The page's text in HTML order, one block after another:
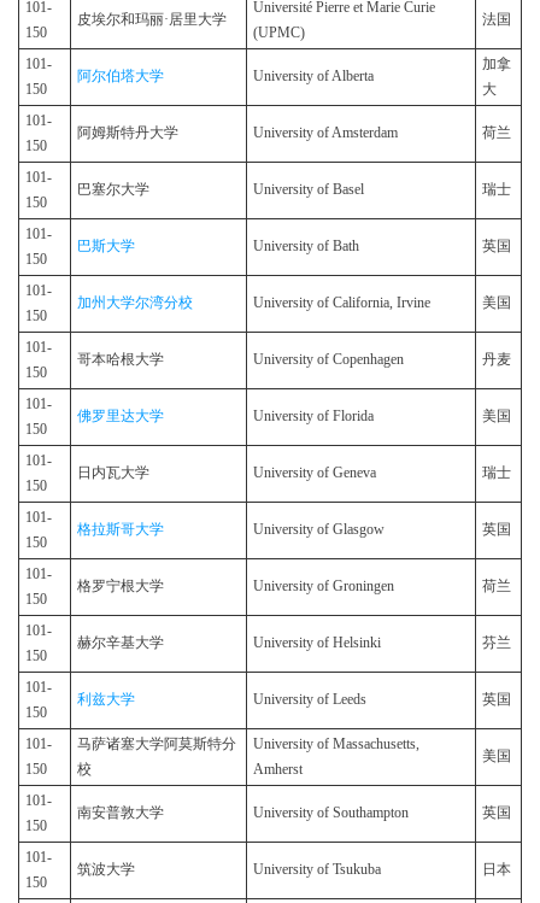
101-
150
皮埃尔和玛丽·居里大学
Université Pierre et Marie Curie
(UPMC)
法国
101-
150
阿尔伯塔大学 University of Alberta
加拿
大
101-
150
阿姆斯特丹大学 University of Amsterdam 荷兰
101-
150
巴塞尔大学 University of Basel 瑞士
101-
150
巴斯大学 University of Bath 英国
101-
150
加州大学尔湾分校 University of California, Irvine 美国
101-
150
哥本哈根大学 University of Copenhagen 丹麦
101-
150
佛罗里达大学 University of Florida 美国
101-
150
日内瓦大学 University of Geneva 瑞士
101-
150
格拉斯哥大学 University of Glasgow 英国
101-
150
格罗宁根大学 University of Groningen 荷兰
101-
150
赫尔辛基大学 University of Helsinki 芬兰
101-
150
利兹大学 University of Leeds 英国
101-
150
马萨诸塞大学阿莫斯特分
校
University of Massachusetts,
Amherst
美国
101-
150
南安普敦大学 University of Southampton 英国
101-
150
筑波大学 University of Tsukuba 日本